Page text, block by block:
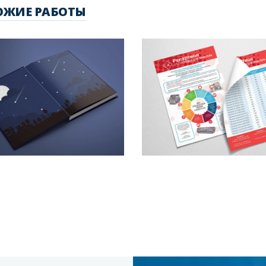
РАБОТЫ